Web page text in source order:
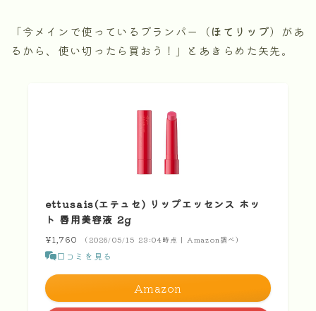
「今メインで使っているプランパー（ほてリップ）があ
るから、使い切ったら買おう！」とあきらめた矢先。
ettusais(エテュセ) リップエッセンス ホッ
ト 唇用美容液 2g
¥1,760 （2026/05/15 23:04時点 | Amazon調べ）
口コミを見る
Amazon